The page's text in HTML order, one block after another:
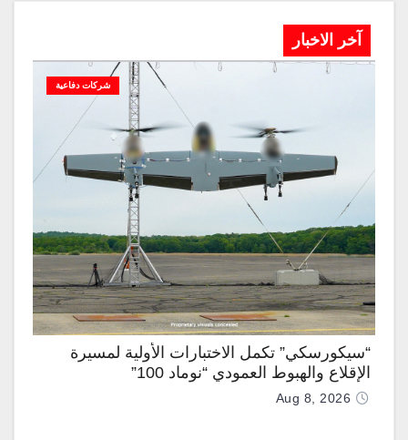
آخر الاخبار
شركات دفاعية
“سيكورسكي” تكمل الاختبارات الأولية لمسيرة
الإقلاع والهبوط العمودي “نوماد 100”
Aug 8, 2026